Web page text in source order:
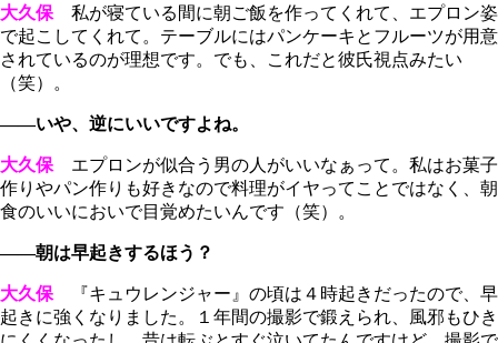
大久保 私が寝ている間に朝ご飯を作ってくれて、エプロン姿
で起こしてくれて。テーブルにはパンケーキとフルーツが用意
されているのが理想です。でも、これだと彼氏視点みたい
（笑）。
――いや、逆にいいですよね。
大久保 エプロンが似合う男の人がいいなぁって。私はお菓子
作りやパン作りも好きなので料理がイヤってことではなく、朝
食のいいにおいで目覚めたいんです（笑）。
――朝は早起きするほう？
大久保 『キュウレンジャー』の頃は４時起きだったので、早
起きに強くなりました。１年間の撮影で鍛えられ、風邪もひき